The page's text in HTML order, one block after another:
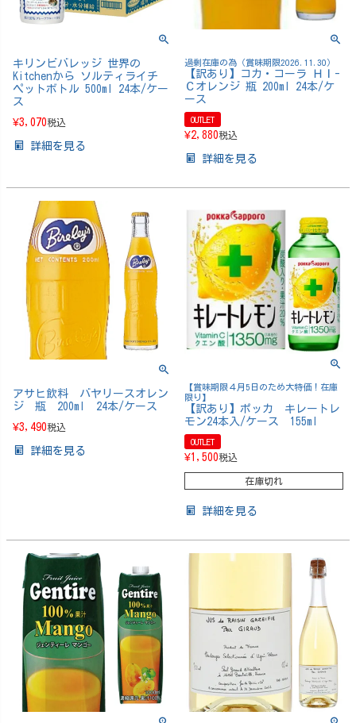
キリンビバレッジ 世界の
Kitchenから ソルティライチ
ペットボトル 500ml 24本/ケー
ス
¥3,070税込
詳細を見る
過剰在庫の為（賞味期限2026.11.30）
【訳あり】コカ・コーラ ＨＩ-
Ｃオレンジ 瓶 200ml 24本/ケ
ース
OUTLET
¥2,880税込
詳細を見る
アサヒ飲料 バヤリースオレン
ジ 瓶 200ml 24本/ケース
¥3,490税込
詳細を見る
【賞味期限４月5日のため大特価！在庫
限り】
【訳あり】ポッカ キレートレ
モン24本入/ケース 155ml
OUTLET
¥1,500税込
在庫切れ
詳細を見る